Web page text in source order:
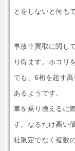
とをしないと何も
事故車買取に関し
り得ます。ホコリ
でも、6桁を超す
あるようです。
車を乗り換えるに
す。なるたけ高い
社限定でなく複数